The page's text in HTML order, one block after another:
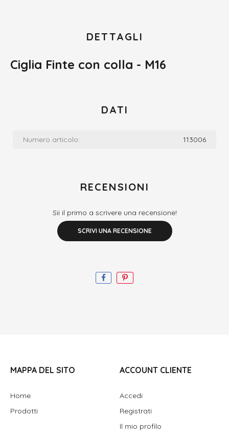
DETTAGLI
Ciglia Finte con colla - M16
DATI
Numero articolo: 113006
RECENSIONI
Sii il primo a scrivere una recensione!
SCRIVI UNA RECENSIONE
MAPPA DEL SITO
Home
Prodotti
ACCOUNT CLIENTE
Accedi
Registrati
Il mio profilo